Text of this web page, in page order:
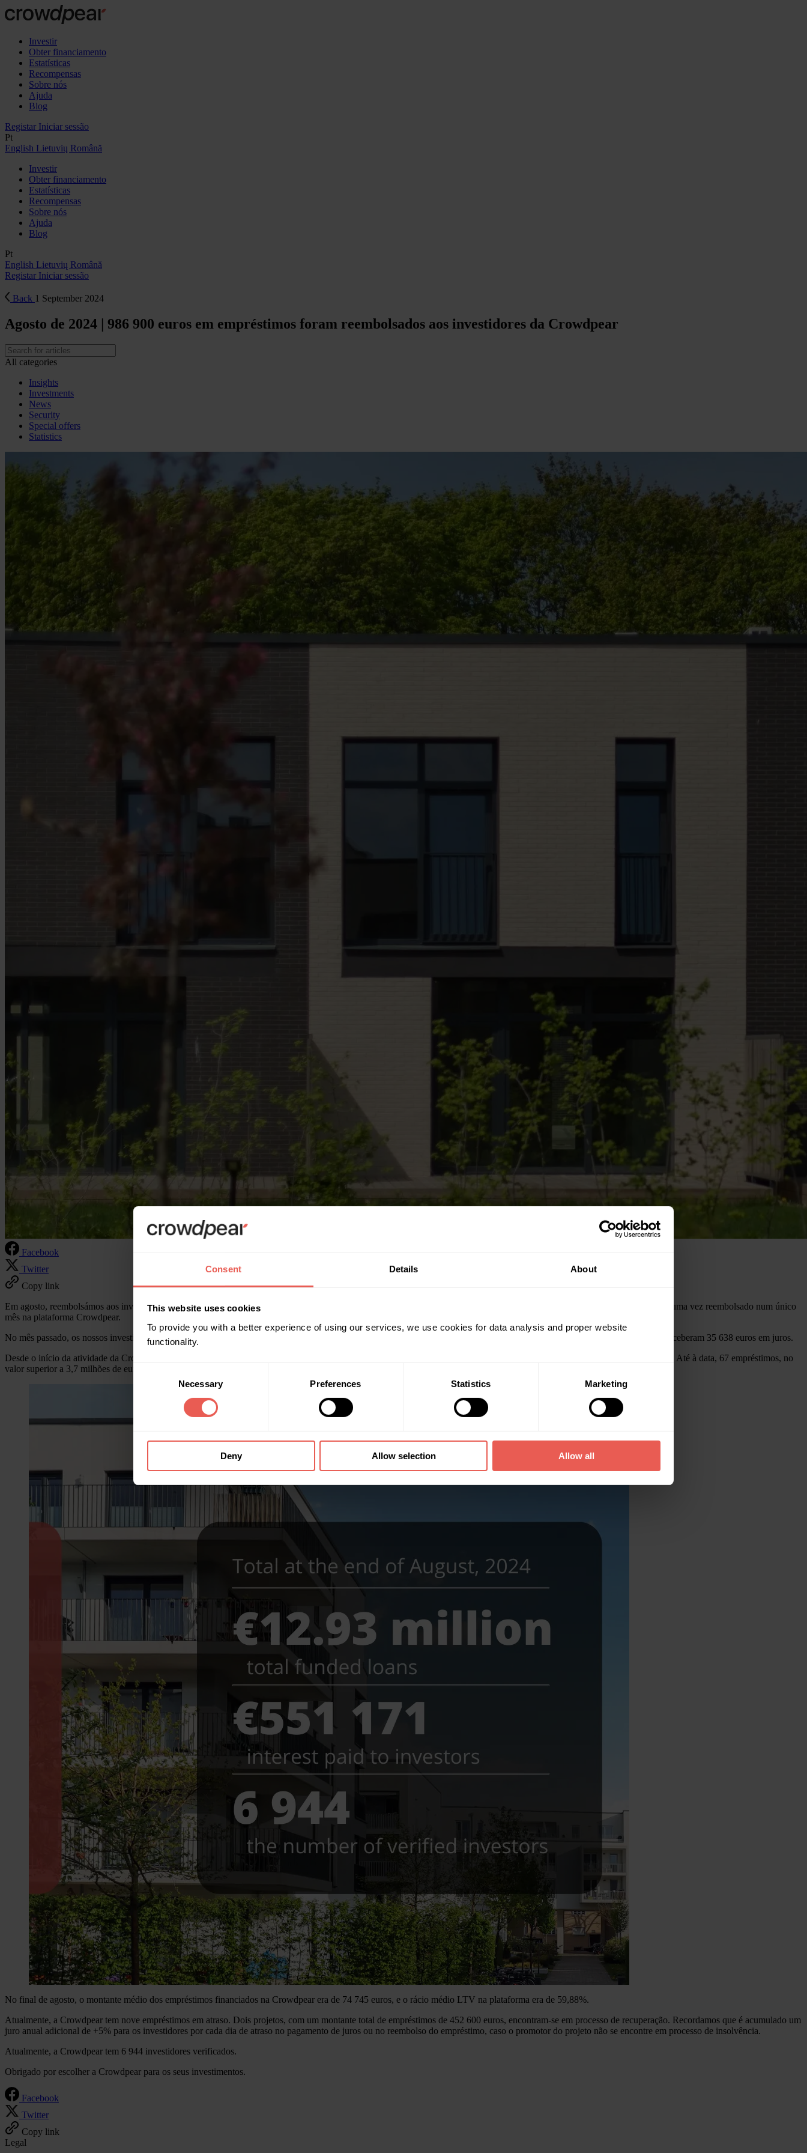
Consent Details About
This website uses cookies
To provide you with a better experience of using our services, we use cookies for data analysis and proper website
functionality.
Necessary Preferences Statistics Marketing
Deny Allow selection Allow all
Investir
Obter financiamento
Estatísticas
Recompensas
Sobre nós
Ajuda
Blog
Registar Iniciar sessão
Pt
English Lietuvių Română
Investir
Obter financiamento
Estatísticas
Recompensas
Sobre nós
Ajuda
Blog
Pt
English Lietuvių Română
Registar Iniciar sessão
Back 1 September 2024
Agosto de 2024 | 986 900 euros em empréstimos foram reembolsados aos investidores da Crowdpear
All categories
Insights
Investments
News
Security
Special offers
Statistics
Facebook
Twitter
Copy link
Em agosto, reembolsámos aos investidores 15 empréstimos garantidos por ativos imobiliários, num total superior a 986 900 euros, acrescido de juros — o valor mais elevado alguma vez reembolsado num único
mês na plataforma Crowdpear.
No mês passado, os nossos investidores financiaram integral e totalmente 17 empréstimos garantidos por ativos imobiliários, num montante superior a 1,16 milhões de euros, e receberam 35 638 euros em juros.
Desde o início da atividade da Crowdpear, os investidores financiaram 173 empréstimos no valor de 12,93 milhões de euros e receberam mais de 0,55 milhões de euros em juros. Até à data, 67 empréstimos, no
valor superior a 3,7 milhões de euros, já foram reembolsados aos nossos investidores.
No final de agosto, o montante médio dos empréstimos financiados na Crowdpear era de 74 745 euros, e o rácio médio LTV na plataforma era de 59,88%.
Atualmente, a Crowdpear tem nove empréstimos em atraso. Dois projetos, com um montante total de empréstimos de 452 600 euros, encontram-se em processo de recuperação. Recordamos que é acumulado um
juro anual adicional de +5% para os investidores por cada dia de atraso no pagamento de juros ou no reembolso do empréstimo, caso o promotor do projeto não se encontre em processo de insolvência.
Atualmente, a Crowdpear tem 6 944 investidores verificados.
Obrigado por escolher a Crowdpear para os seus investimentos.
Facebook
Twitter
Copy link
Legal